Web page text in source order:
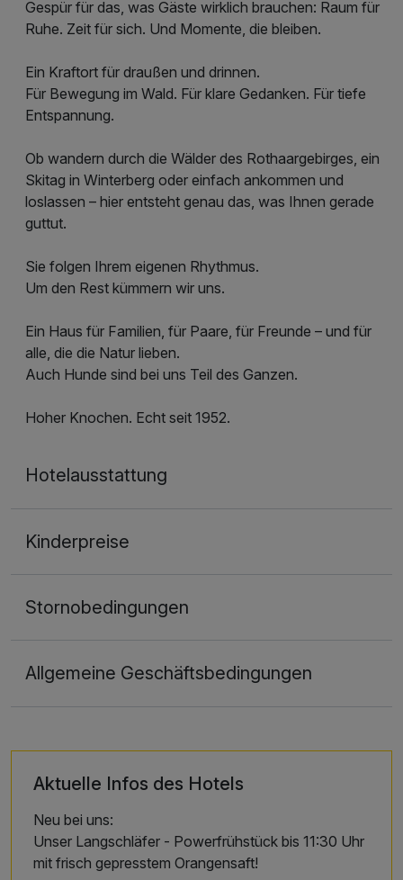
Gespür für das, was Gäste wirklich brauchen: Raum für
Ruhe. Zeit für sich. Und Momente, die bleiben.
Ein Kraftort für draußen und drinnen.
Für Bewegung im Wald. Für klare Gedanken. Für tiefe
Entspannung.
Ob wandern durch die Wälder des Rothaargebirges, ein
Skitag in Winterberg oder einfach ankommen und
loslassen – hier entsteht genau das, was Ihnen gerade
guttut.
Sie folgen Ihrem eigenen Rhythmus.
Um den Rest kümmern wir uns.
Ein Haus für Familien, für Paare, für Freunde – und für
alle, die die Natur lieben.
Auch Hunde sind bei uns Teil des Ganzen.
Hoher Knochen. Echt seit 1952.
Hotelausstattung
Kinderpreise
Stornobedingungen
Allgemeine Geschäftsbedingungen
Aktuelle Infos des Hotels
Neu bei uns:
Unser Langschläfer - Powerfrühstück bis 11:30 Uhr
mit frisch gepresstem Orangensaft!